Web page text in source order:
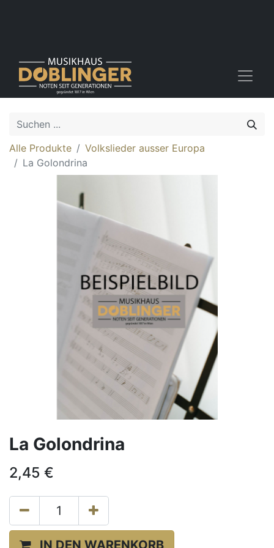
Alle Produkte
Volkslieder ausser Europa
La Golondrina
La Golondrina
2,45 €
IN DEN WARENKORB